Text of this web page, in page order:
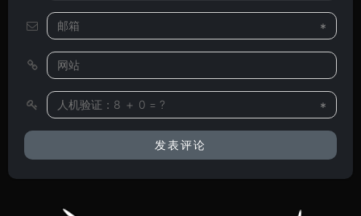
*
*